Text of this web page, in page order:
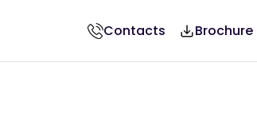
Contacts
Brochure